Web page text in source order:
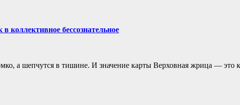
бессознательное
а шепчутся в тишине. И значение карты Верховная жрица — это